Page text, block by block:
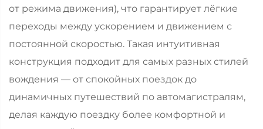
от режима движения), что гарантирует лёгкие
переходы между ускорением и движением с
постоянной скоростью. Такая интуитивная
конструкция подходит для самых разных стилей
вождения — от спокойных поездок до
динамичных путешествий по автомагистралям,
делая каждую поездку более комфортной и